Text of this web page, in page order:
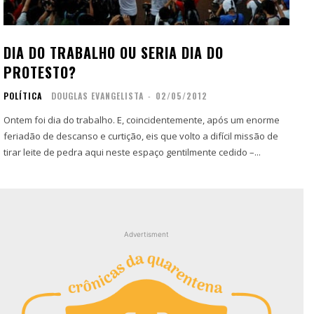
Contato
Zine
Autores
Sobre
Contato
Filmes
Contato
Zine
Autores
Sobre
Contato
Filmes
DIA DO TRABALHO OU SERIA DIA DO
PROTESTO?
POLÍTICA DOUGLAS EVANGELISTA - 02/05/2012
Ontem foi dia do trabalho. E, coincidentemente, após um enorme
feriadão de descanso e curtição, eis que volto a difícil missão de
tirar leite de pedra aqui neste espaço gentilmente cedido –...
Advertisment